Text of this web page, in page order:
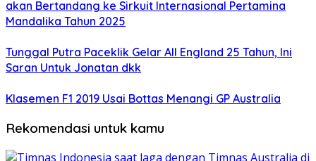
akan Bertandang ke Sirkuit Internasional Pertamina
Mandalika Tahun 2025
Tunggal Putra Paceklik Gelar All England 25 Tahun, Ini
Saran Untuk Jonatan dkk
Klasemen F1 2019 Usai Bottas Menangi GP Australia
Rekomendasi untuk kamu